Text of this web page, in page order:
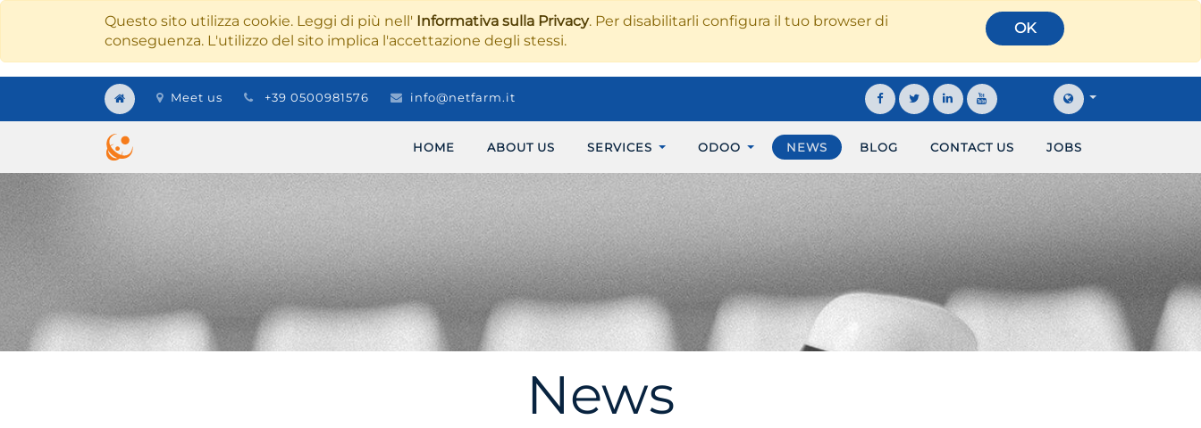
Questo sito utilizza cookie. Leggi di più nell' Informativa sulla Privacy. Per disabilitarli configura il tuo browser di
conseguenza. L'utilizzo del sito implica l'accettazione degli stessi.
OK
Meet us +39 0500981576 info@netfarm.it
HOME ABOUT US SERVICES ODOO NEWS BLOG CONTACT US JOBS
News